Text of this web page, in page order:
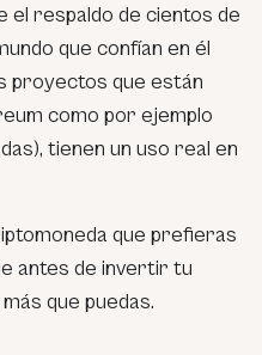
el respaldo de cientos de
que confían en él
proyectos que están
como por ejemplo
tienen un uso real en
que prefieras
antes de invertir tu
que puedas.